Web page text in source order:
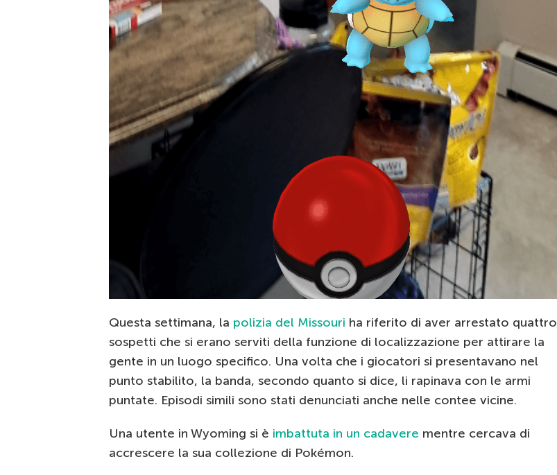
Questa settimana, la polizia del Missouri ha riferito di aver arrestato quattro
sospetti che si erano serviti della funzione di localizzazione per attirare la
gente in un luogo specifico. Una volta che i giocatori si presentavano nel
punto stabilito, la banda, secondo quanto si dice, li rapinava con le armi
puntate. Episodi simili sono stati denunciati anche nelle contee vicine.
Una utente in Wyoming si è imbattuta in un cadavere mentre cercava di
accrescere la sua collezione di Pokémon.